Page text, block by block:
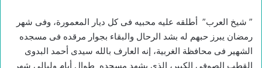
” شيخ العرب” أطلقه عليه محبيه فى كل ديار المعمورة، وفى شهر
رمضان يبرز حبهم له بشد الرحال والبقاء بجوار مرقده فى مسجده
الشهير فى محافظة الغربية، إنه العارف بالله سيدى أحمد البدوى
القطب الصوفى الكبير، الذى يشهد مسجده طوال أيام وليالى شهر